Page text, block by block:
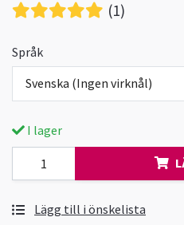
(1)
Språk
Svenska (Ingen virknål)
I lager
Lägg till i önskelista